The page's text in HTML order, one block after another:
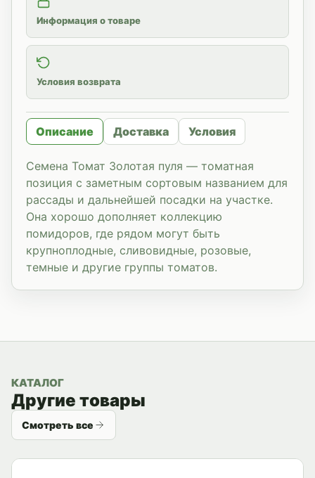
Информация о товаре
Условия возврата
Описание Доставка Условия
Семена Томат Золотая пуля — томатная
позиция с заметным сортовым названием для
рассады и дальнейшей посадки на участке.
Она хорошо дополняет коллекцию
помидоров, где рядом могут быть
крупноплодные, сливовидные, розовые,
темные и другие группы томатов.
КАТАЛОГ
Другие товары
Смотреть все